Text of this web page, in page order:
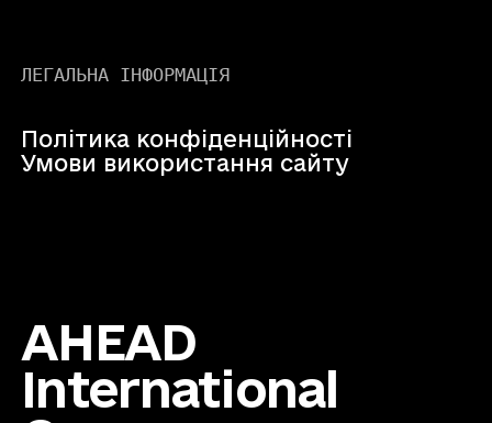
ЛЕГАЛЬНА ІНФОРМАЦІЯ
Політика конфіденційності
Умови використання сайту
AHEAD
International